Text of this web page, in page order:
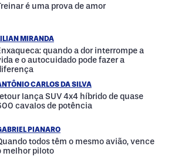
é uma prova de amor
MIRANDA
quando a dor interrompe a
e o autocuidado pode fazer a
CARLOS DA SILVA
lança SUV 4x4 híbrido de quase
cavalos de potência
PIANARO
todos têm o mesmo avião, vence
melhor piloto